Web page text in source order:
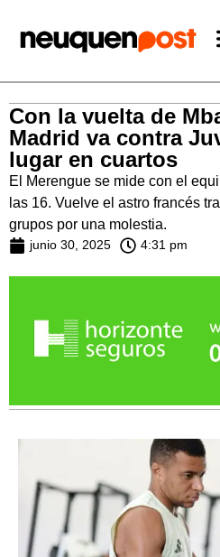
Con la vuelta de
Madrid va contra
lugar en cuartos
El Merengue se mide con el
las 16. Vuelve el astro francés
grupos por una molestia.
junio 30, 2025 4:31 pm